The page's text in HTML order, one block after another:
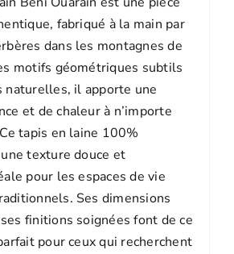
fabriqué à la main par
dans les montagnes de
motifs géométriques subtils
naturelles, il apporte une
et de chaleur à n’importe
tapis en laine 100%
texture douce et
pour les espaces de vie
Ses dimensions
finitions soignées font de ce
pour ceux qui recherchent